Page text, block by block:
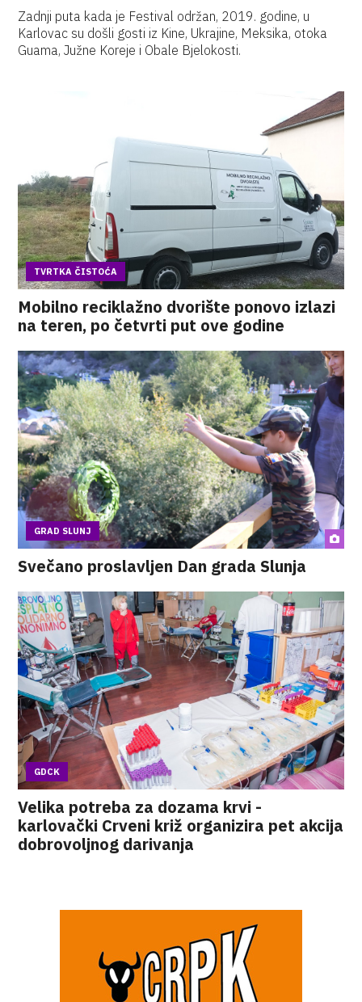
Zadnji puta kada je Festival održan, 2019. godine, u
Karlovac su došli gosti iz Kine, Ukrajine, Meksika, otoka
Guama, Južne Koreje i Obale Bjelokosti.
TVRTKA ČISTOĆA
Mobilno reciklažno dvorište ponovo izlazi
na teren, po četvrti put ove godine
GRAD SLUNJ
Svečano proslavljen Dan grada Slunja
GDCK
Velika potreba za dozama krvi -
karlovački Crveni križ organizira pet akcija
dobrovoljnog darivanja